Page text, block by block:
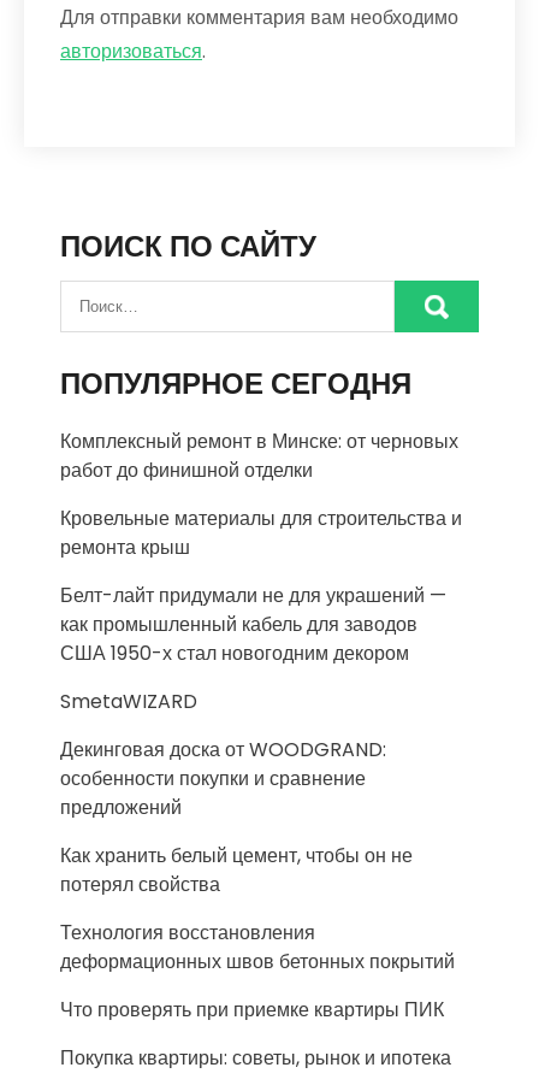
Для отправки комментария вам необходимо
авторизоваться.
ПОИСК ПО САЙТУ
ПОПУЛЯРНОЕ СЕГОДНЯ
Комплексный ремонт в Минске: от черновых
работ до финишной отделки
Кровельные материалы для строительства и
ремонта крыш
Белт-лайт придумали не для украшений —
как промышленный кабель для заводов
США 1950-х стал новогодним декором
SmetaWIZARD
Декинговая доска от WOODGRAND:
особенности покупки и сравнение
предложений
Как хранить белый цемент, чтобы он не
потерял свойства
Технология восстановления
деформационных швов бетонных покрытий
Что проверять при приемке квартиры ПИК
Покупка квартиры: советы, рынок и ипотека